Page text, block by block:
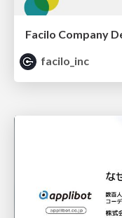
Facilo Company
facilo_inc